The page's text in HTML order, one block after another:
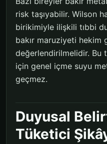
risk taşıyabilir. Wilson
birikimiyle ilişkili tıbbi
bakır maruziyeti hekim
değerlendirilmelidir. Bu
için genel içme suyu
geçmez.
Duyusal
Tüketici